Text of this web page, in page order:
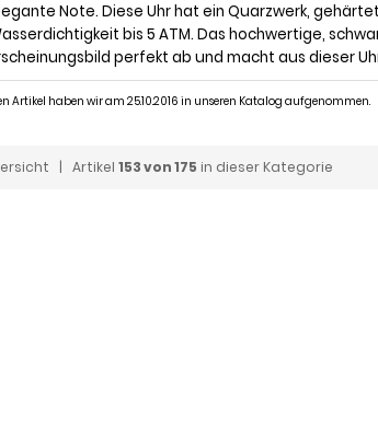
Note. Diese Uhr hat ein Quarzwerk,
bis 5 ATM. Das hochwertige,
perfekt ab und macht aus dieser
Artikel haben wir am 25.10.2016 in unseren Katalog aufgenommen.
| Artikel 153 von 175 in dieser Kategorie